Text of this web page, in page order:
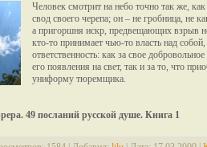
Человек смотрит на небо точно так же,
свод своего черепа; он – не гробница, не
а пригоршня искр, предвещающих взрыв
кто-то принимает чью-то власть над
ответственность: как за свое
его появления на свет, так и за то, что
униформу тюремщика.
49 посланий русской душе. Книга 1